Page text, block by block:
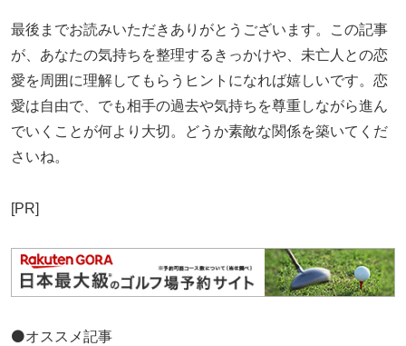
最後までお読みいただきありがとうございます。この記事
が、あなたの気持ちを整理するきっかけや、未亡人との恋
愛を周囲に理解してもらうヒントになれば嬉しいです。恋
愛は自由で、でも相手の過去や気持ちを尊重しながら進ん
でいくことが何より大切。どうか素敵な関係を築いてくだ
さいね。
[PR]
⚫️オススメ記事